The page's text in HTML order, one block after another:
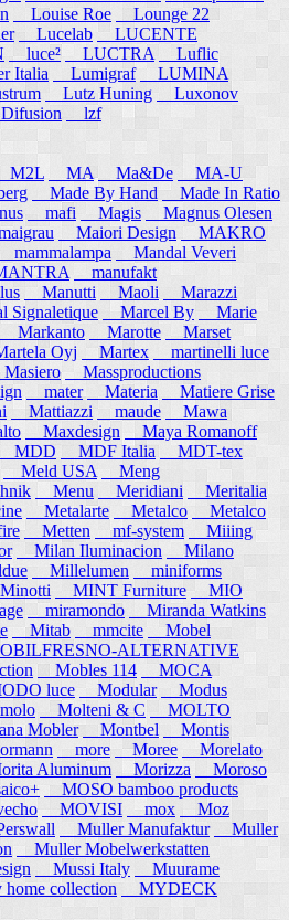
Louise Roe
Lounge 22
Lucelab
LUCENTE
luce² LUCTRA
Luflic
Italia
Lumigraf
LUMINA
Lutz Huning
Luxonov
lzf
M2L MA Ma&De
MA-U
Made By Hand
Made In Ratio
mafi Magis
Magnus Olesen
Maiori Design
MAKRO
mammalampa
Mandal Veveri
manufakt
Manutti Maoli
Marazzi
Signaletique Marcel By
Marie
Markanto Marotte
Marset
Oyj Martex
martinelli luce
Massproductions
mater Materia
Matiere Grise
Mattiazzi maude
Mawa
Maxdesign
Maya Romanoff
MDD MDF Italia
MDT-tex
Meld USA
Meng
Menu Meridiani
Meritalia
Metalarte Metalco
Metalco
Metten mf-system
Miiing
Milan Iluminacion
Milano
Millelumen
miniforms
MINT Furniture
MIO
miramondo
Miranda Watkins
Mitab mmcite
Mobel
ALTERNATIVE
Mobles 114
MOCA
luce Modular
Modus
Molteni & C
MOLTO
Mobler Montbel
Montis
more Moree
Morelato
Aluminum Morizza
Moroso
MOSO bamboo products
MOVISI mox
Moz
Muller Manufaktur
Muller
Muller Mobelwerkstatten
Mussi Italy
Muurame
collection
MYDECK